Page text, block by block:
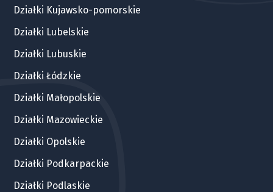
Działki Kujawsko-pomorskie
Działki Lubelskie
Działki Lubuskie
Działki Łódzkie
Działki Małopolskie
Działki Mazowieckie
Działki Opolskie
Działki Podkarpackie
Działki Podlaskie